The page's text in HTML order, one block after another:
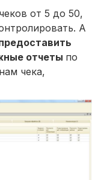
от 5 до 50,
А
отчеты по
чека,